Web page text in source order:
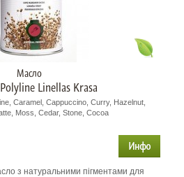
Масло
Linellas Krasa
Caramel, Cappuccino, Curry, Hazelnut,
Moss, Cedar, Stone, Cocoa
з натуральними пігментами для